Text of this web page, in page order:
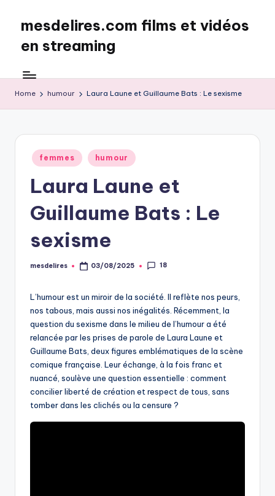
content
mesdelires.com films et vidéos
en streaming
:
film
et
complet
français
Home humour Laura Laune et Guillaume Bats : Le sexisme
Posted
in
femmes humour
Laura Laune et
Guillaume Bats : Le
sexisme
Posted
mesdelires 03/08/2025 18
L’humour est un miroir de la société. Il reflète nos peurs,
nos tabous, mais aussi nos inégalités. Récemment, la
question du sexisme dans le milieu de l’humour a été
relancée par les prises de parole de Laura Laune et
Guillaume Bats, deux figures emblématiques de la scène
comique française. Leur échange, à la fois franc et
nuancé, soulève une question essentielle : comment
concilier liberté de création et respect de tous, sans
tomber dans les clichés ou la censure ?